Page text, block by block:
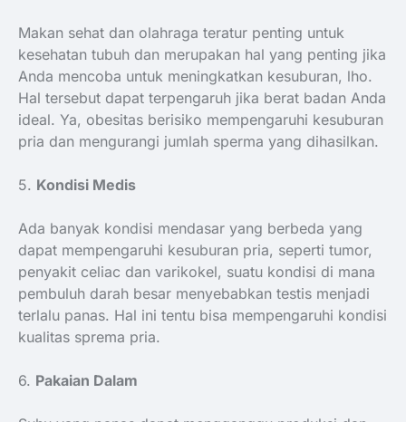
Makan sehat dan olahraga teratur penting untuk
kesehatan tubuh dan merupakan hal yang penting jika
Anda mencoba untuk meningkatkan kesuburan, lho.
Hal tersebut dapat terpengaruh jika berat badan Anda
ideal. Ya, obesitas berisiko mempengaruhi kesuburan
pria dan mengurangi jumlah sperma yang dihasilkan.
5. Kondisi Medis
Ada banyak kondisi mendasar yang berbeda yang
dapat mempengaruhi kesuburan pria, seperti tumor,
penyakit celiac dan varikokel, suatu kondisi di mana
pembuluh darah besar menyebabkan testis menjadi
terlalu panas. Hal ini tentu bisa mempengaruhi kondisi
kualitas sprema pria.
6. Pakaian Dalam